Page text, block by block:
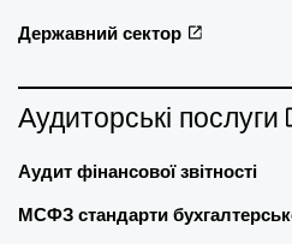
Державний сектор
Аудиторські послуги
Аудит фінансової звітності
МСФЗ стандарти